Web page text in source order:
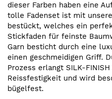
dieser Farben haben eine
tolle Fadenset ist mit
bestückt, welches ein
Stickfaden für feinste
Garn besticht durch eine
einen geschmeidigen Griff.
Prozess erlangt SILK-
Reissfestigkeit und wird
bügelfest.